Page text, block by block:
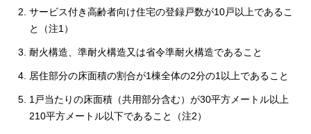
サービス付き高齢者向け住宅の登録戸数が10戸以上であるこ
と（注1）
耐火構造、準耐火構造又は省令準耐火構造であること
居住部分の床面積の割合が1棟全体の2分の1以上であること
1戸当たりの床面積（共用部分含む）が30平方メートル以上
210平方メートル以下であること（注2）